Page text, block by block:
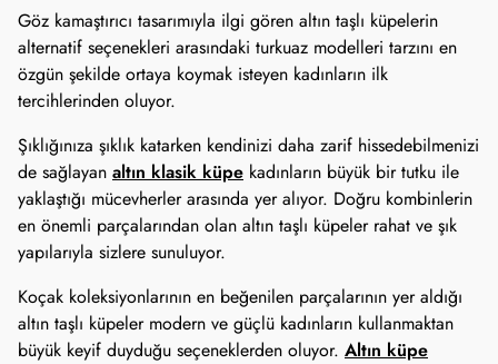
Göz kamaştırıcı tasarımıyla ilgi gören altın taşlı küpelerin
alternatif seçenekleri arasındaki turkuaz modelleri tarzını en
özgün şekilde ortaya koymak isteyen kadınların ilk
tercihlerinden oluyor.
Şıklığınıza şıklık katarken kendinizi daha zarif hissedebilmenizi
de sağlayan altın klasik küpe kadınların büyük bir tutku ile
yaklaştığı mücevherler arasında yer alıyor. Doğru kombinlerin
en önemli parçalarından olan altın taşlı küpeler rahat ve şık
yapılarıyla sizlere sunuluyor.
Koçak koleksiyonlarının en beğenilen parçalarının yer aldığı
altın taşlı küpeler modern ve güçlü kadınların kullanmaktan
büyük keyif duyduğu seçeneklerden oluyor. Altın küpe